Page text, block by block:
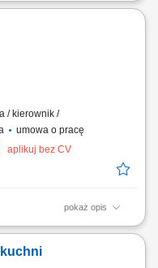
sortowanie i mycie
Dyspozycja na okres
/ kierownik /
umowa o pracę
aplikuj bez CV
pokaż opis
Verpflegung (gratis) 48